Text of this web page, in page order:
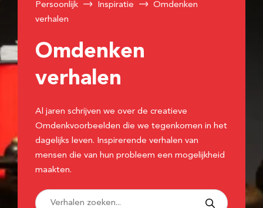
Persoonlijk Inspiratie
Omdenken
verhalen
Omdenken
verhalen
Al jaren schrijven we over de creatieve
Omdenkvoorbeelden die we tegenkomen in het
dagelijks leven. Inspirerende verhalen van
mensen die van hun probleem een mogelijkheid
maakten.